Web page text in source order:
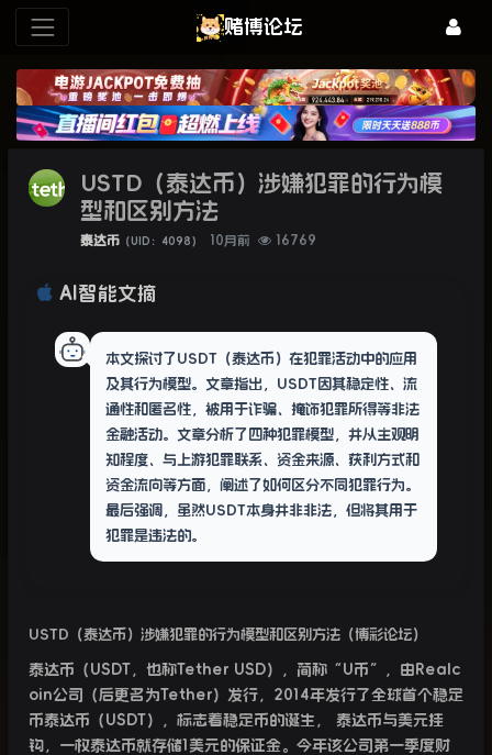
赌博论坛
USTD（泰达币）涉嫌犯罪的行为模
型和区别方法
泰达币 （UID：4098） 10月前 16769
AI智能文摘
本文探讨了USDT（泰达币）在犯罪活动中的应用
及其行为模型。文章指出，USDT因其稳定性、流
通性和匿名性，被用于诈骗、掩饰犯罪所得等非法
金融活动。文章分析了四种犯罪模型，并从主观明
知程度、与上游犯罪联系、资金来源、获利方式和
资金流向等方面，阐述了如何区分不同犯罪行为。
最后强调，虽然USDT本身并非非法，但将其用于
犯罪是违法的。
USTD（泰达币）涉嫌犯罪的行为模型和区别方法（博彩论坛）
泰达币（ USDT，也称Tether USD），简称“ U币”，由 Realc
oin公司（后更名为Tether）发行， 2014年发行了全球首个稳定
币泰达币（ USDT），标志着稳定币的诞生，
泰达币与美元挂
钩，一枚泰达币就存储1 美元的保证金。今年该公司第一季度财